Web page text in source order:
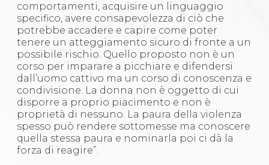
comportamenti, acquisire un linguaggio
specifico, avere consapevolezza di ciò che
potrebbe accadere e capire come poter
tenere un atteggiamento sicuro di fronte a un
possibile rischio. Quello proposto non è un
corso per imparare a picchiare e difendersi
dall’uomo cattivo ma un corso di conoscenza e
condivisione. La donna non è oggetto di cui
disporre a proprio piacimento e non è
proprietà di nessuno. La paura della violenza
spesso può rendere sottomesse ma conoscere
quella stessa paura e nominarla poi ci dà la
forza di reagire”.